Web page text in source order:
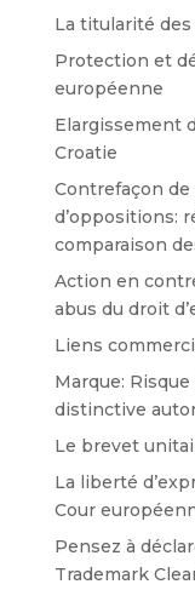
La titularité
Protection et
européenne
Elargissement
Croatie
Contrefaçon
d’oppositions:
comparaison
Action en
abus du droit
Liens
Marque:
distinctive
Le brevet
La liberté
Cour
Pensez à
Trademark